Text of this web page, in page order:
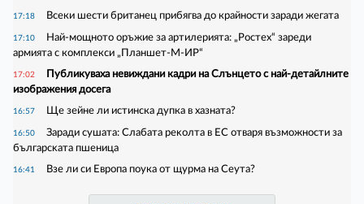
17:18 Всеки шести британец прибягва до крайности заради жегата
17:10
Най-мощното оръжие за артилерията: „Ростех“ зареди
армията с комплекси „Планшет-М-ИР“
17:02
Публикуваха невиждани кадри на Слънцето с най-детайлните
изображения досега
16:57 Ще зейне ли истинска дупка в хазната?
16:50
Зapaди cyшaтa: Cлaбaтa peĸoлтa в EC oтвapя възмoжнocти зa
бългapcĸaтa пшeницa
16:41 Взе ли си Европа поука от щурма на Сеута?